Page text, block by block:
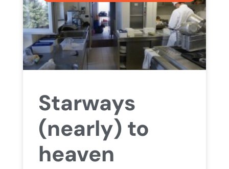
Starways
(nearly) to
heaven